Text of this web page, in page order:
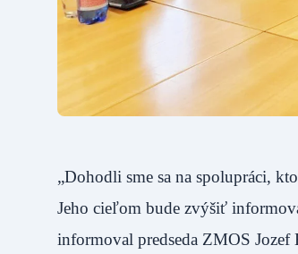
„Dohodli sme sa na spolupráci,
Jeho cieľom bude zvýšiť
informoval predseda ZMOS Jozef